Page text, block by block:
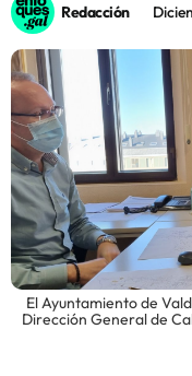
Sostenibilidad
Innova
Redacción
El Ayuntamiento de
Dirección General de